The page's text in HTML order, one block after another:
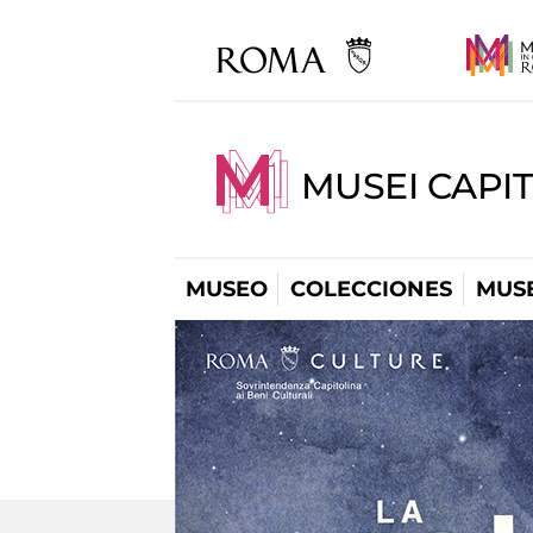
MUSEI
MUSEO COLECCIONES